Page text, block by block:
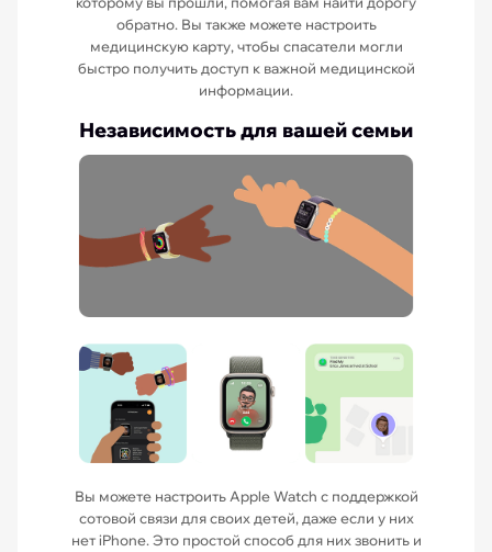
обратно. Вы также можете настроить
медицинскую карту, чтобы спасатели могли
быстро получить доступ к важной медицинской
информации.
Независимость для вашей семьи
Вы можете настроить Apple Watch с поддержкой
сотовой связи для своих детей, даже если у них
нет iPhone. Это простой способ для них звонить и